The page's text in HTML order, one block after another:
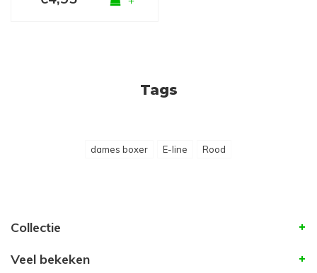
Tags
dames boxer E-line Rood
Collectie
Veel bekeken